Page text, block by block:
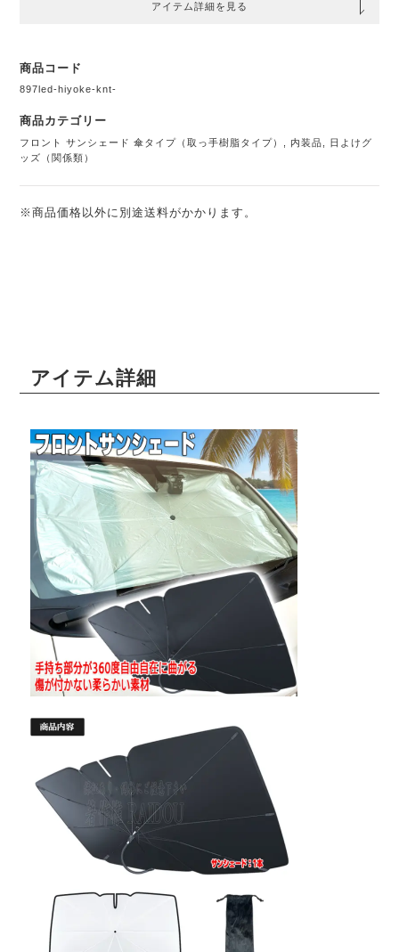
アイテム詳細を見る
商品コード
897led-hiyoke-knt-
商品カテゴリー
フロント サンシェード 傘タイプ（取っ手樹脂タイプ） 内装品
日よけグ
ッズ（関係類）
※商品価格以外に別途送料がかかります。
アイテム詳細